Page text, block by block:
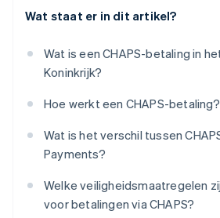
Wat staat er in dit artikel?
Wat is een CHAPS-betaling in
Koninkrijk?
Hoe werkt een CHAPS-betaling?
Wat is het verschil tussen
Payments?
Welke veiligheidsmaatregelen
voor betalingen via CHAPS?